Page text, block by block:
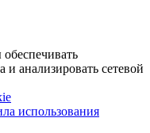
анализировать сетевой
использования